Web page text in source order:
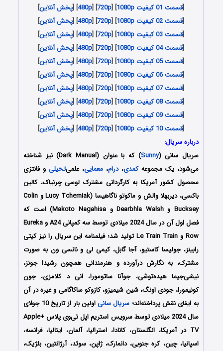
[قسمت 01 کیفیت 1080p ] [
720p
] [
480p
] [پخش آنلاین]
[قسمت 02 کیفیت 1080p ] [
720p
] [
480p
] [پخش آنلاین]
[قسمت 03 کیفیت 1080p ] [
720p
] [
480p
] [پخش آنلاین]
[قسمت 04 کیفیت 1080p ] [
720p
] [
480p
] [پخش آنلاین]
[قسمت 05 کیفیت 1080p ] [
720p
] [
480p
] [پخش آنلاین]
[قسمت 06 کیفیت 1080p ] [
720p
] [
480p
] [پخش آنلاین]
[قسمت 07 کیفیت 1080p ] [
720p
] [
480p
] [پخش آنلاین]
[قسمت 08 کیفیت 1080p ] [
720p
] [
480p
] [پخش آنلاین]
[قسمت 09 کیفیت 1080p ] [
720p
] [
480p
] [پخش آنلاین]
[قسمت 10 کیفیت 1080p ] [
720p
] [
480p
] [پخش آنلاین]
درباره سریال:
سریال سانی (Sunny
) که با عنوان (Dark Manual) نیز شناخته
می‌شود، یک مجموعهکمدی،درام، معمایی، علمی‌تخیلیو فانتزی
محصول کشور آمریکا به کارگردانی مشترک لوسی چرنیاک، کالین
باکسی، دیربهلا والش و ماکوتو ناگاهیسا (Lucy Tcherniak و Colin
Bucksey و Dearbhla Walsh و Makoto Nagahisa) است که
فصل اول آن در سال 2024 میلادی توسط سه کمپانی A24 و Eureka
Row و Le Train Train تولید شد؛ فیلمنامه این سریال را نیز کیتی
رابینز، جولیسا کاستیو، آجا گابل، کیمی لی و نانسی ون به صورت
مشترک، به نگارش درآورده و هنرمندانی همچون رشیدا جونز،
نیشی‌جیما هیده‌توشی، جوآنا ساتومورا، انی د کلامزی، جون
کونیمورا، جودی اونگ، شین شیمیزو، کازوکو ساکاگامی و غیره در آن
به ایفای نقش پرداخته‌اند؛ سریال سانی
اولین بار از تاریخ 10 جولای
سال 2024 میلادی توسط سرویس استریم اپل تی‌وی پلاس +Apple
TV در آمریکا، انگلستان، کانادا، استرالیا، آلمان، ایتالیا، فرانسه،
اسپانیا، چین، کره جنوبی، دانمارک، ژاپن، سوئد، آرژانتین، بلژیک،